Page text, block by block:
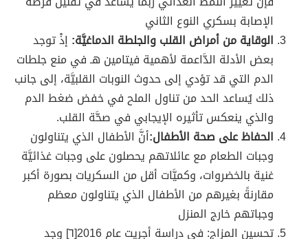
الإصابة بسكري النوع الثاني
الوقاية من أمراض القلب والجلطة الدماغيَّة: إذْ توجد
بعض الأدلة الدَّاعمة لأهمية فيتامين هـ في منع جلطات
الدم التي قد تؤدي إلى حدوث النوبات القلبيَّة، إلى جانب
ذلك يُساعد الحد من تناول الملح في خفض ضغط الدم
والذي ينعكس تأثيره الإيجابي في صحَّة القلب.
الحفاظ على صحة الأطفال:أنَّ الأطفال الذي يتناولون
وجبات الطعام مع عائلاتهم يحصلون على وجبات غذائيَّة
غنية بالخضروات، وكميَّات أقل من السكريات بصورة أكبر
مقارنةً بغيرهم من الأطفال الذي يتناولون معظم
وجباتهم خارج المنزل
تحسين المزاج: في دراسة أجريت عام 2016[٦] وجد